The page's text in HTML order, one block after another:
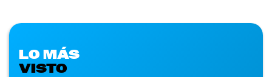
LO MÁS
VISTO